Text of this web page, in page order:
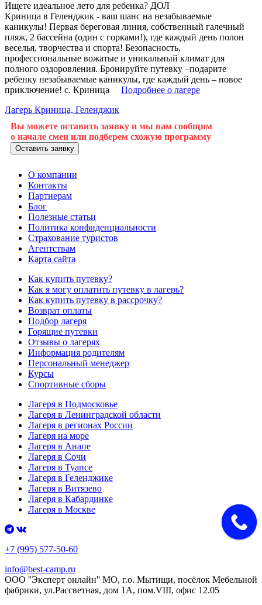
Ищете идеальное лето для ребенка? ДОЛ
Криница в Геленджик - ваш шанс на незабываемые
каникулы! Первая береговая линия, собственный галечный
пляж, 2 бассейна (один с горками!), где каждый день полон
веселья, творчества и спорта! Безопасность,
профессиональные вожатые и уникальный климат для
полного оздоровления. Бронируйте путевку –подарите
ребенку незабываемые каникулы, где каждый день – новое
приключение! с. Криница
Подробнее о лагере
Лагерь Криница, Геленджик
Вы можете оставить заявку и мы вам сообщим
о начале смен или подберем схожую программу
Оставить заявку
О компании
Контакты
Партнерам
Блог
Полезные статьи
Политика конфиденциальности
Страхование туристов
Агентствам
Карта сайта
Как купить путевку?
Как я могу оплатить путевку в лагерь?
Как купить путевку в рассрочку?
Возврат оплаты
Подбор лагеря
Горящие путевки
Отзывы о лагерях
Информация родителям
Персональный менеджер
Курсы
Спортивные сборы
Лагеря в Подмосковье
Лагеря в Ленинградской области
Лагеря в регионах России
Лагеря на море
Лагеря в Анапе
Лагеря в Сочи
Лагеря в Туапсе
Лагеря в Геленджике
Лагеря в Витязево
Лагеря в Кабардинке
Лагеря в Москве
+7 (995) 577-50-60
info@best-camp.ru
ООО ''Эксперт онлайн'' МО, г.о. Мытищи, посёлок Мебельной
фабрики, ул.Рассветная, дом 1А, пом.VIII, офис 12.05